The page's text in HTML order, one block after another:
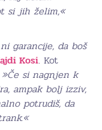
si jih želim,«
garancije, da boš
Kosi. Kot
»Če si nagnjen k
ampak bolj izziv,
potrudiš, da